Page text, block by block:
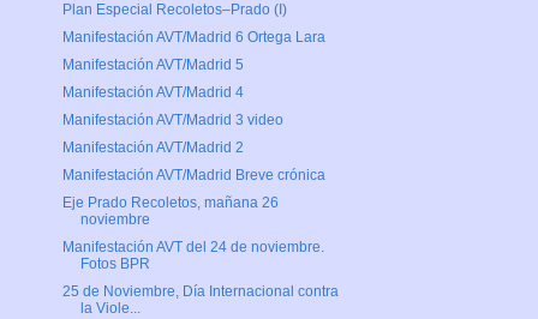
Plan Especial Recoletos–Prado (I)
Manifestación AVT/Madrid 6 Ortega Lara
Manifestación AVT/Madrid 5
Manifestación AVT/Madrid 4
Manifestación AVT/Madrid 3 video
Manifestación AVT/Madrid 2
Manifestación AVT/Madrid Breve crónica
Eje Prado Recoletos, mañana 26
noviembre
Manifestación AVT del 24 de noviembre.
Fotos BPR
25 de Noviembre, Día Internacional contra
la Viole...